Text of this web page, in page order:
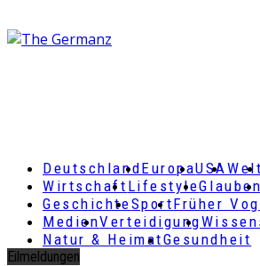
DeutschlandEuropaUSAWelt
Wirtschaft LifestyleGlauben
GeschichteSportFrüher
MedienVerteidigung
Natur & HeimatGesundheit
Eilmeldungen